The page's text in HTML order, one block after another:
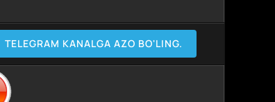
TELEGRAM KANALGA AZO BO'LING.